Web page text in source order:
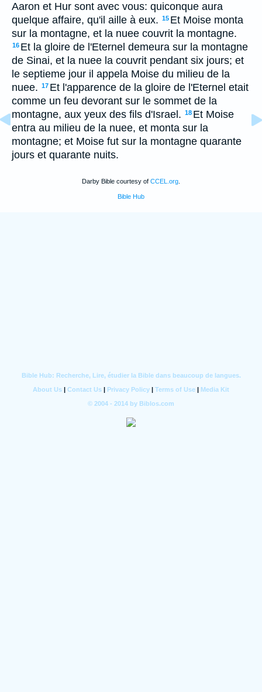
Aaron et Hur sont avec vous: quiconque aura
quelque affaire, qu'il aille à eux. 15 Et Moise monta
sur la montagne, et la nuee couvrit la montagne.
16 Et la gloire de l'Eternel demeura sur la montagne
de Sinai, et la nuee la couvrit pendant six jours; et
le septieme jour il appela Moise du milieu de la
nuee. 17 Et l'apparence de la gloire de l'Eternel etait
comme un feu devorant sur le sommet de la
montagne, aux yeux des fils d'Israel. 18 Et Moise
entra au milieu de la nuee, et monta sur la
montagne; et Moise fut sur la montagne quarante
jours et quarante nuits.
Darby Bible courtesy of CCEL.org
Bible Hub